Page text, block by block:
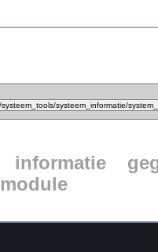
informatie
module